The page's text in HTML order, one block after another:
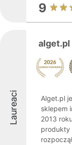
9
Laureaci
alget.pl
Alget.pl
sklepem
2013
produkty